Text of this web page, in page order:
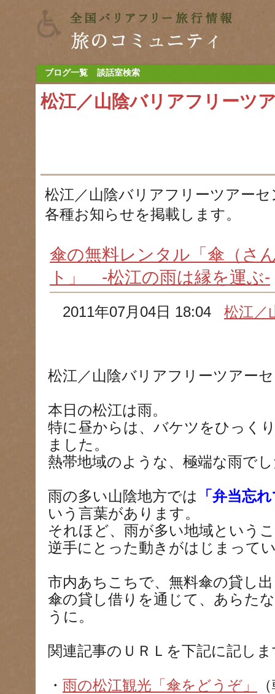
ブログ一覧 談話室検索
松江／山陰バリアフリーツ
松江／山陰バリアフリーツアー
各種お知らせを掲載します。
傘の無料レンタル「傘（さ
ト」 -松江の雨は縁を運ぶ-
2011年07月04日 18:04松江／
松江／山陰バリアフリーツアー
本日の松江は雨。
特に昼からは、バケツをひっく
ました。
熱帯地域のような、極端な雨で
雨の多い山陰地方では
「弁当忘
いう言葉があります。
それほど、雨が多い地域という
逆手にとった動きがはじまって
市内あちこちで、無料傘の貸し
傘の貸し借りを通じて、あらた
うに。
関連記事のＵＲＬを下記に記し
・ 雨の松江観光「傘をどうぞ」